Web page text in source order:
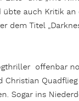
auch Kritik
dem Titel
offenbar
Sogar ins